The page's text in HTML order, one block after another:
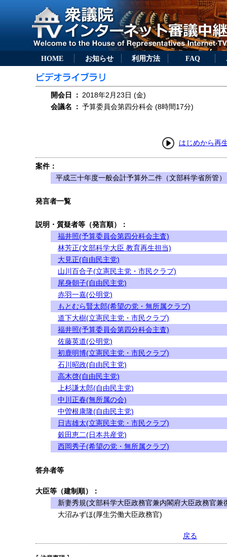
HOME お知らせ 利用方法 FAQ
開会日 ： 2018年2月23日 (金)
会議名
： 予算委員会第四分科会 (8時間17分)
はじめから再
案件：
平成三十年度一般会計予算外二件（文部科学省所管）
発言者一覧
説明・質疑者等（発言順）：
福井照(予算委員会第四分科会主査)
林芳正(文部科学大臣 教育再生担当)
大見正(自由民主党)
山川百合子(立憲民主党・市民クラブ)
尾身朝子(自由民主党)
赤羽一嘉(公明党)
もとむら賢太郎(希望の党・無所属クラブ)
道下大樹(立憲民主党・市民クラブ)
福井照(予算委員会第四分科会主査)
佐藤英道(公明党)
初鹿明博(立憲民主党・市民クラブ)
石川昭政(自由民主党)
高木啓(自由民主党)
上杉謙太郎(自由民主党)
中川正春(無所属の会)
中曽根康隆(自由民主党)
日吉雄太(立憲民主党・市民クラブ)
穀田恵二(日本共産党)
西岡秀子(希望の党・無所属クラブ)
答弁者等
大臣等（建制順）：
新妻秀規(文部科学大臣政務官兼内閣府大臣政務官兼
大沼みずほ(厚生労働大臣政務官)
戻る